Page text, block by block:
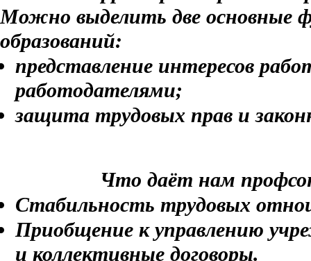
Можно выделить две основные
образований:
представление интересов
работодателями;
защита трудовых прав и
Что даёт нам
Стабильность трудовых
Приобщение к управлению
и коллективные договоры.